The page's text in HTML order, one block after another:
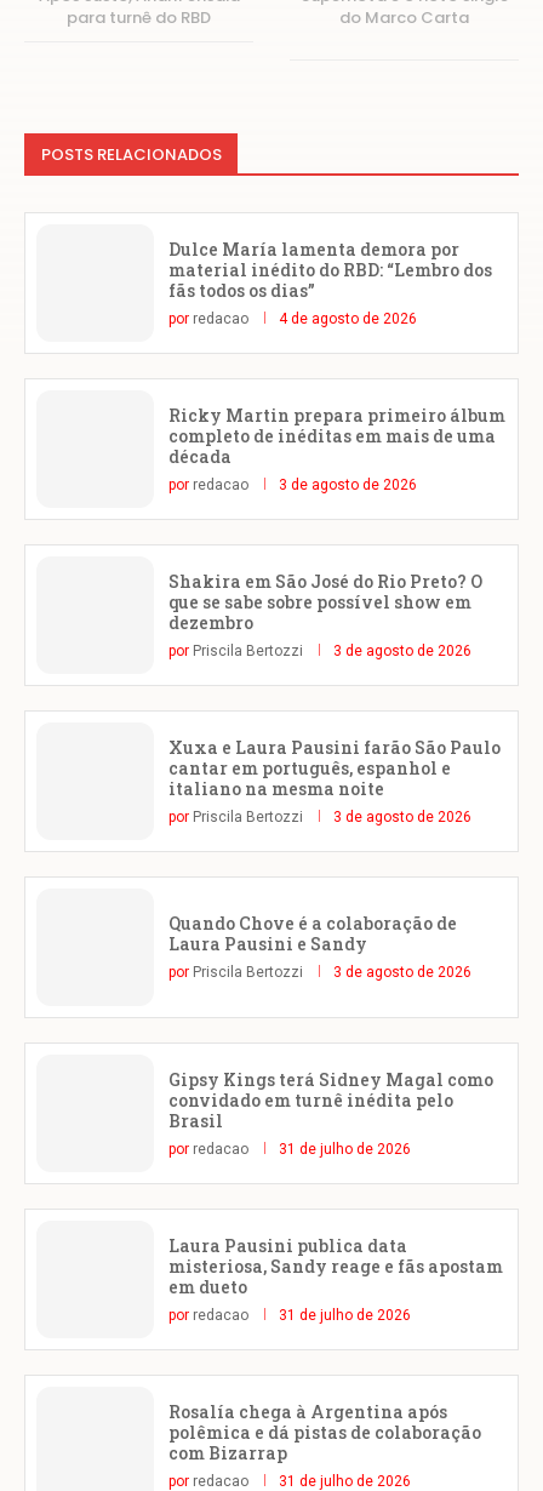
para turnê do RBD
do Marco Carta
POSTS RELACIONADOS
Dulce María lamenta demora por
material inédito do RBD: “Lembro dos
fãs todos os dias”
por redacao 4 de agosto de 2026
Ricky Martin prepara primeiro álbum
completo de inéditas em mais de uma
década
por redacao 3 de agosto de 2026
Shakira em São José do Rio Preto? O
que se sabe sobre possível show em
dezembro
por Priscila Bertozzi 3 de agosto de 2026
Xuxa e Laura Pausini farão São Paulo
cantar em português, espanhol e
italiano na mesma noite
por Priscila Bertozzi 3 de agosto de 2026
Quando Chove é a colaboração de
Laura Pausini e Sandy
por Priscila Bertozzi 3 de agosto de 2026
Gipsy Kings terá Sidney Magal como
convidado em turnê inédita pelo
Brasil
por redacao 31 de julho de 2026
Laura Pausini publica data
misteriosa, Sandy reage e fãs apostam
em dueto
por redacao 31 de julho de 2026
Rosalía chega à Argentina após
polêmica e dá pistas de colaboração
com Bizarrap
por redacao 31 de julho de 2026